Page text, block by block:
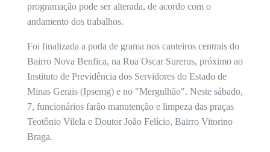
programação pode ser alterada, de acordo com o
andamento dos trabalhos.
Foi finalizada a poda de grama nos canteiros centrais do
Bairro Nova Benfica, na Rua Oscar Surerus, próximo ao
Instituto de Previdência dos Servidores do Estado de
Minas Gerais (Ipsemg) e no "Mergulhão". Neste sábado,
7, funcionários farão manutenção e limpeza das praças
Teotônio Vilela e Doutor João Felício, Bairro Vitorino
Braga.